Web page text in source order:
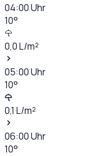
04:00Uhr
10°
0,0L/m²
05:00Uhr
10°
0,1 L/m²
06:00Uhr
10°